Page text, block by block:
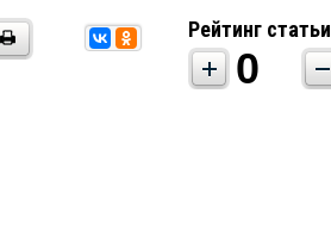
Рейтинг статьи
0